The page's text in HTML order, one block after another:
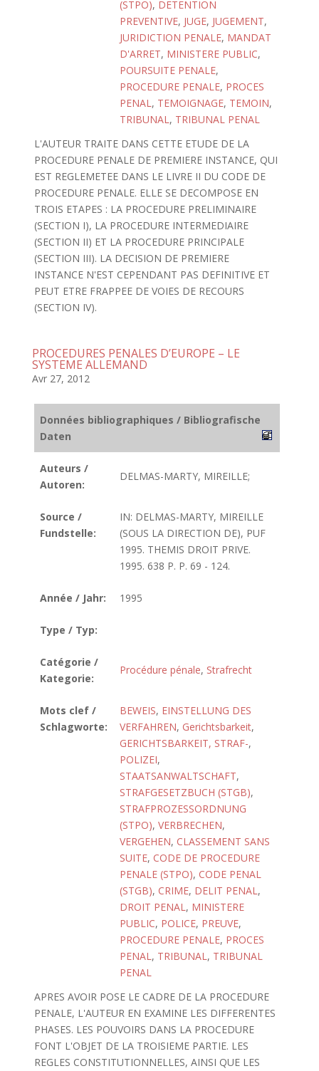
(STPO), DETENTION
PREVENTIVE, JUGE, JUGEMENT,
JURIDICTION PENALE, MANDAT
D'ARRET, MINISTERE PUBLIC,
POURSUITE PENALE,
PROCEDURE PENALE, PROCES
PENAL, TEMOIGNAGE, TEMOIN,
TRIBUNAL, TRIBUNAL PENAL
L'AUTEUR TRAITE DANS CETTE ETUDE DE LA
PROCEDURE PENALE DE PREMIERE INSTANCE, QUI
EST REGLEMETEE DANS LE LIVRE II DU CODE DE
PROCEDURE PENALE. ELLE SE DECOMPOSE EN
TROIS ETAPES : LA PROCEDURE PRELIMINAIRE
(SECTION I), LA PROCEDURE INTERMEDIAIRE
(SECTION II) ET LA PROCEDURE PRINCIPALE
(SECTION III). LA DECISION DE PREMIERE
INSTANCE N'EST CEPENDANT PAS DEFINITIVE ET
PEUT ETRE FRAPPEE DE VOIES DE RECOURS
(SECTION IV).
PROCEDURES PENALES D’EUROPE – LE
SYSTEME ALLEMAND
Avr 27, 2012
Données bibliographiques / Bibliografische
Daten
Auteurs /
Autoren:
DELMAS-MARTY, MIREILLE;
Source /
Fundstelle:
IN: DELMAS-MARTY, MIREILLE
(SOUS LA DIRECTION DE), PUF
1995. THEMIS DROIT PRIVE.
1995. 638 P. P. 69 - 124.
Année / Jahr: 1995
Type / Typ:
Catégorie /
Kategorie:
Procédure pénale, Strafrecht
Mots clef /
Schlagworte:
BEWEIS, EINSTELLUNG DES
VERFAHREN, Gerichtsbarkeit,
GERICHTSBARKEIT, STRAF-,
POLIZEI,
STAATSANWALTSCHAFT,
STRAFGESETZBUCH (STGB),
STRAFPROZESSORDNUNG
(STPO), VERBRECHEN,
VERGEHEN, CLASSEMENT SANS
SUITE, CODE DE PROCEDURE
PENALE (STPO), CODE PENAL
(STGB), CRIME, DELIT PENAL,
DROIT PENAL, MINISTERE
PUBLIC, POLICE, PREUVE,
PROCEDURE PENALE, PROCES
PENAL, TRIBUNAL, TRIBUNAL
PENAL
APRES AVOIR POSE LE CADRE DE LA PROCEDURE
PENALE, L'AUTEUR EN EXAMINE LES DIFFERENTES
PHASES. LES POUVOIRS DANS LA PROCEDURE
FONT L'OBJET DE LA TROISIEME PARTIE. LES
REGLES CONSTITUTIONNELLES, AINSI QUE LES